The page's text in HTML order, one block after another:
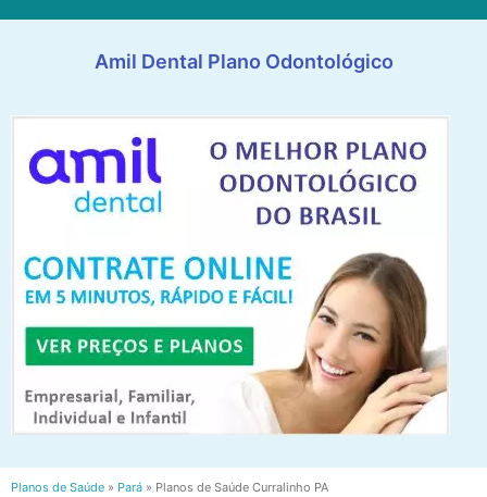
Amil Dental Plano Odontológico
Planos de Saúde » Pará » Planos de Saúde Curralinho PA